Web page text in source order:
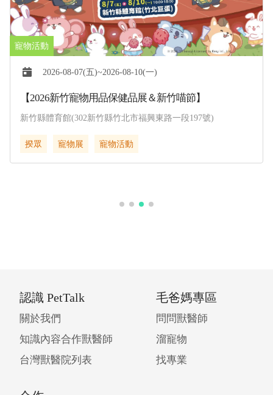
2025-01-01(三)~2026-12-31(四)
PetTalk說寵物｜Podcast頻道正式上線！
各大Podcast平台，搜尋【PetTalk說寵物】
動物醫院 寵物照養 寵物知識
認識 PetTalk
關於我們
知識內容合作獸醫師
台灣獸醫院列表
毛爸媽專區
問問獸醫師
溜寵物
找專業